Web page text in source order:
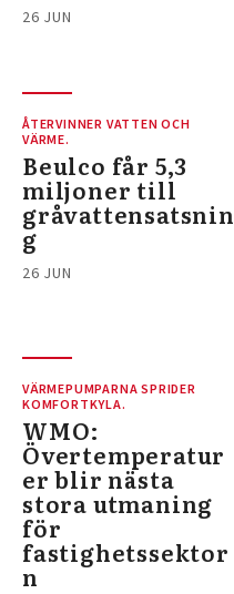
26 JUN
ÅTERVINNER VATTEN OCH
VÄRME.
Beulco får 5,3
miljoner till
gråvattensatsnin
g
26 JUN
VÄRMEPUMPARNA SPRIDER
KOMFORTKYLA.
WMO:
Övertemperatur
er blir nästa
stora utmaning
för
fastighetssektor
n